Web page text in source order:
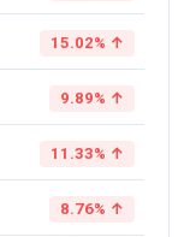
15.02% ↑
9.89% ↑
11.33% ↑
8.76% ↑